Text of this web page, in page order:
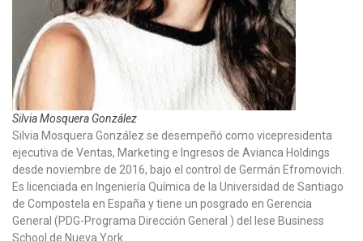
Silvia Mosquera González
Silvia Mosquera González se desempeñó como vicepresidenta
ejecutiva de Ventas, Marketing e Ingresos de Avianca Holdings
desde noviembre de 2016, bajo el control de Germán Efromovich.
Es licenciada en Ingeniería Química de la Universidad de Santiago
de Compostela en España y tiene un posgrado en Gerencia
General (PDG-Programa Dirección General ) del Iese Business
School de Nueva York.